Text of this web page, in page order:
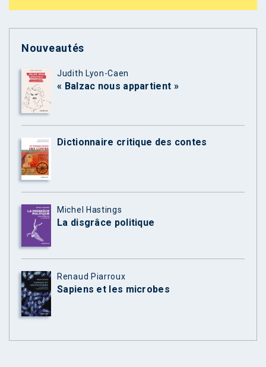
Nouveautés
Judith Lyon-Caen
« Balzac nous appartient »
Dictionnaire critique des contes
Michel Hastings
La disgrâce politique
Renaud Piarroux
Sapiens et les microbes